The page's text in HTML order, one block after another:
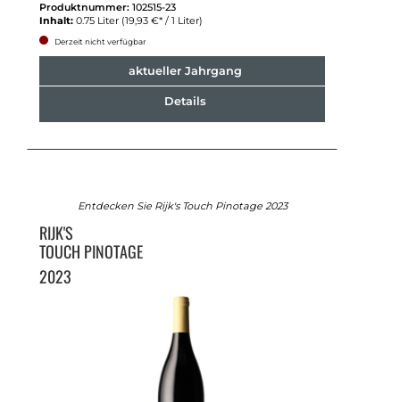
Produktnummer: 102515-23
Inhalt: 0.75 Liter (19,93 €* / 1 Liter)
Derzeit nicht verfügbar
aktueller Jahrgang
Details
Entdecken Sie Rijk's Touch Pinotage 2023
RIJK'S
TOUCH PINOTAGE
2023